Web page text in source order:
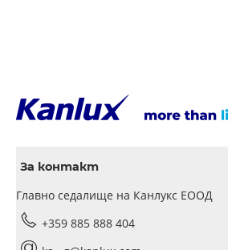
За контакт
Главно седалище на Канлукс ЕООД
+359 885 888 404